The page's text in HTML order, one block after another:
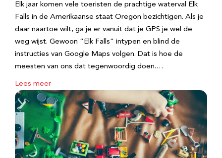
Elk jaar komen vele toeristen de prachtige waterval Elk
Falls in de Amerikaanse staat Oregon bezichtigen. Als je
daar naartoe wilt, ga je er vanuit dat je GPS je wel de
weg wijst. Gewoon “Elk Falls” intypen en blind de
instructies van Google Maps volgen. Dat is hoe de
meesten van ons dat tegenwoordig doen.…
Lees meer